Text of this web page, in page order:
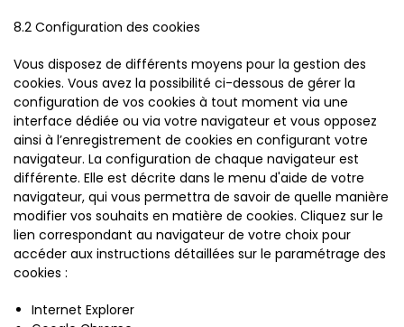
8.2 Configuration des cookies
Vous disposez de différents moyens pour la gestion des
cookies. Vous avez la possibilité ci-dessous de gérer la
configuration de vos cookies à tout moment via une
interface dédiée ou via votre navigateur et vous opposez
ainsi à l’enregistrement de cookies en configurant votre
navigateur. La configuration de chaque navigateur est
différente. Elle est décrite dans le menu d'aide de votre
navigateur, qui vous permettra de savoir de quelle manière
modifier vos souhaits en matière de cookies. Cliquez sur le
lien correspondant au navigateur de votre choix pour
accéder aux instructions détaillées sur le paramétrage des
cookies :
Internet Explorer